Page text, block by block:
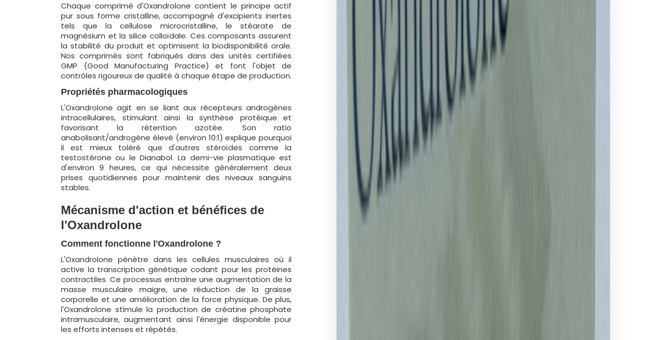
Chaque comprimé d'Oxandrolone contient le principe actif
pur sous forme cristalline, accompagné d'excipients inertes
tels que la cellulose microcristalline, le stéarate de
magnésium et la silice colloïdale. Ces composants assurent
la stabilité du produit et optimisent la biodisponibilité orale.
Nos comprimés sont fabriqués dans des unités certifiées
GMP (Good Manufacturing Practice) et font l'objet de
contrôles rigoureux de qualité à chaque étape de production.
Propriétés pharmacologiques
L'Oxandrolone agit en se liant aux récepteurs androgènes
intracellulaires, stimulant ainsi la synthèse protéique et
favorisant la rétention azotée. Son ratio
anabolisant/androgène élevé (environ 10:1) explique pourquoi
il est mieux toléré que d'autres stéroïdes comme la
testostérone ou le Dianabol. La demi-vie plasmatique est
d'environ 9 heures, ce qui nécessite généralement deux
prises quotidiennes pour maintenir des niveaux sanguins
stables.
Mécanisme d'action et bénéfices de
l'Oxandrolone
Comment fonctionne l'Oxandrolone ?
L'Oxandrolone pénètre dans les cellules musculaires où il
active la transcription génétique codant pour les protéines
contractiles. Ce processus entraîne une augmentation de la
masse musculaire maigre, une réduction de la graisse
corporelle et une amélioration de la force physique. De plus,
l'Oxandrolone stimule la production de créatine phosphate
intramusculaire, augmentant ainsi l'énergie disponible pour
les efforts intenses et répétés.